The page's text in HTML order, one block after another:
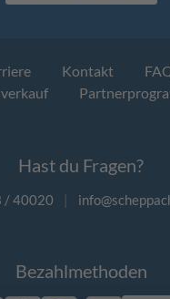
Kontakt
Hast du Fragen?
/ 40020 |
Bezahlmethoden